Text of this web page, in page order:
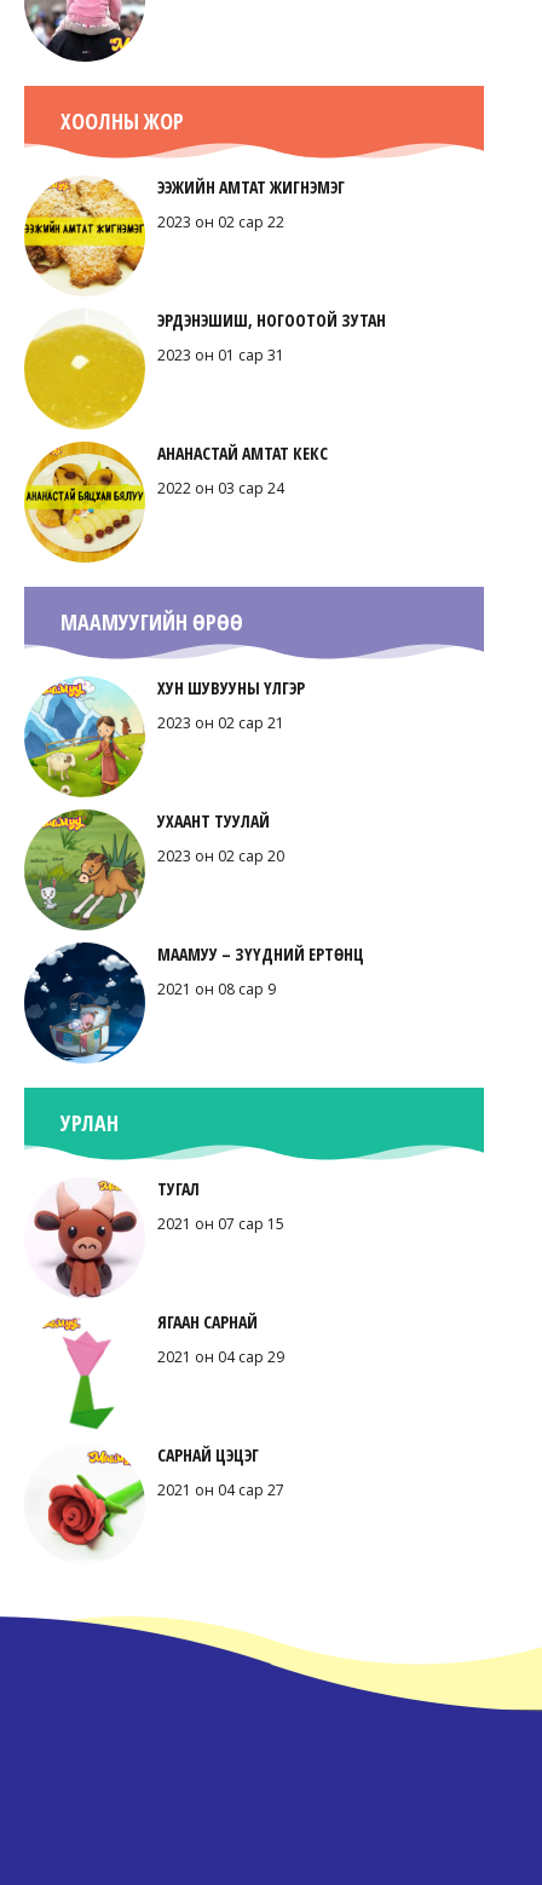
ХООЛНЫ ЖОР
ЭЭЖИЙН АМТАТ ЖИГНЭМЭГ
2023 он 02 сар 22
ЭРДЭНЭШИШ, НОГООТОЙ ЗУТАН
2023 он 01 сар 31
АНАНАСТАЙ АМТАТ КЕКС
2022 он 03 сар 24
МААМУУГИЙН ӨРӨӨ
ХУН ШУВУУНЫ ҮЛГЭР
2023 он 02 сар 21
УХААНТ ТУУЛАЙ
2023 он 02 сар 20
МААМУУ – ЗҮҮДНИЙ ЕРТӨНЦ
2021 он 08 сар 9
УРЛАН
ТУГАЛ
2021 он 07 сар 15
ЯГААН САРНАЙ
2021 он 04 сар 29
САРНАЙ ЦЭЦЭГ
2021 он 04 сар 27